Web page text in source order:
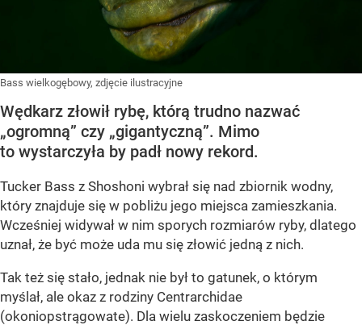
Bass wielkogębowy, zdjęcie ilustracyjne
Wędkarz złowił rybę, którą trudno nazwać
„ogromną” czy „gigantyczną”. Mimo
to wystarczyła by padł nowy rekord.
Tucker Bass z Shoshoni wybrał się nad zbiornik wodny,
który znajduje się w pobliżu jego miejsca zamieszkania.
Wcześniej widywał w nim sporych rozmiarów ryby, dlatego
uznał, że być może uda mu się złowić jedną z nich.
Tak też się stało, jednak nie był to gatunek, o którym
myślał, ale okaz z rodziny Centrarchidae
(okoniopstrągowate). Dla wielu zaskoczeniem będzie